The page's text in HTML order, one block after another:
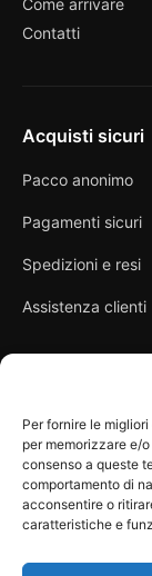
Per fornire le
per memorizzare e/
consenso a queste
comportamento di
acconsentire o
caratteristiche e
Come arrivare
Contatti
Acquisti sicuri
Pacco anonimo
Pagamenti sicuri
Spedizioni e resi
Assistenza clienti
Privacy Policy
Condizioni di